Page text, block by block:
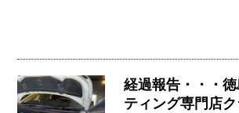
経過報告・・・
ティング専門店